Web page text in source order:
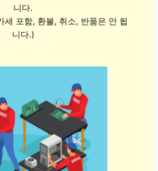
니다.
세 포함, 환불, 취소, 반품은 안 됩
니다.)